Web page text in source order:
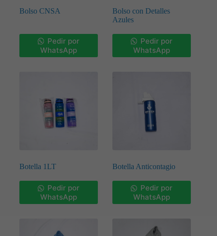
Bolso CNSA
Pedir por
WhatsApp
Bolso con Detalles
Azules
Pedir por
WhatsApp
Botella 1LT
Pedir por
WhatsApp
Botella Anticontagio
Pedir por
WhatsApp